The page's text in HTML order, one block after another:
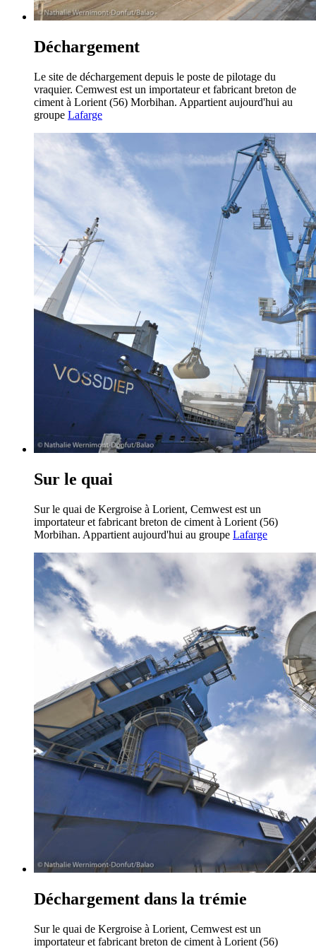
Déchargement
Le site de déchargement depuis le poste de pilotage du
vraquier. Cemwest est un importateur et fabricant breton de
ciment à Lorient (56) Morbihan. Appartient aujourd'hui au
groupe Lafarge
Sur le quai
Sur le quai de Kergroise à Lorient, Cemwest est un
importateur et fabricant breton de ciment à Lorient (56)
Morbihan. Appartient aujourd'hui au groupe Lafarge
Déchargement dans la trémie
Sur le quai de Kergroise à Lorient, Cemwest est un
importateur et fabricant breton de ciment à Lorient (56)